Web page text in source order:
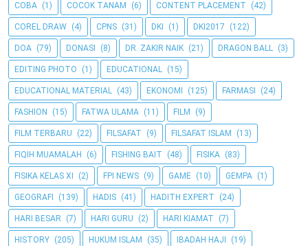
COBA (1) COCOK TANAM (6) CONTENT PLACEMENT (42)
COREL DRAW (4) CPNS (31) DKI (1) DKI2017 (122)
DOA (79) DONASI (8) DR. ZAKIR NAIK (21) DRAGON BALL (3)
EDITING PHOTO (1) EDUCATIONAL (15)
EDUCATIONAL MATERIAL (43) EKONOMI (125) FARMASI (24)
FASHION (15) FATWA ULAMA (11) FILM (9)
FILM TERBARU (22) FILSAFAT (9) FILSAFAT ISLAM (13)
FIQIH MUAMALAH (6) FISHING BAIT (48) FISIKA (83)
FISIKA KELAS XI (2) FPI NEWS (9) GAME (10) GEMPA (1)
GEOGRAFI (139) HADIS (41) HADITH EXPERT (24)
HARI BESAR (7) HARI GURU (2) HARI KIAMAT (7)
HISTORY (205) HUKUM ISLAM (35) IBADAH HAJI (19)